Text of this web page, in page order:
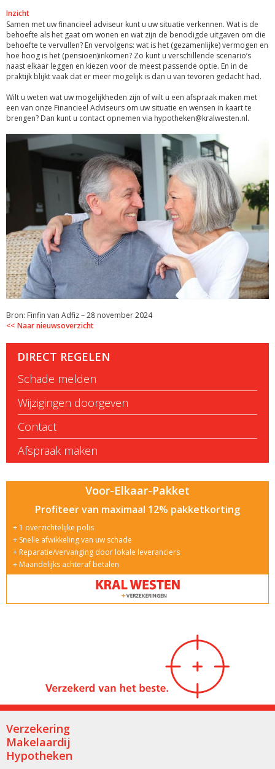
Inzicht
Samen met uw financieel adviseur kunt u uw situatie verkennen. Wat is de
behoefte als het gaat om wonen en wat zijn de benodigde uitgaven om die
behoefte te vervullen? En vervolgens: wat is het (gezamenlijke) vermogen en
hoe hoog is het (pensioen)inkomen? Zo kunt u verschillende scenario’s
naast elkaar leggen en kiezen voor de meest passende optie. En in de
praktijk blijkt vaak dat er meer mogelijk is dan u van tevoren gedacht had.
Wilt u weten wat uw mogelijkheden zijn of wilt u een afspraak maken met
een van onze Financieel Adviseurs om uw situatie en wensen in kaart te
brengen? Dan kunt u contact opnemen via hypotheken@kralwesten.nl.
Bron: Finfin van Adfiz – 28 november 2024
Naar nieuwsoverzicht
DIRECT REGELEN
Schade melden
Wijzigingen doorgeven
Contact
Afspraak maken
Voor-Elkaar-Pakket
Profiteer van maximaal 12% pakketkorting
1 overzichtelijke polis
Snelle afwikkeling van uw schade
Reparatie/vervanging door lokale leveranciers
Maandelijks achteraf betalen
Verzekering
Makelaardij
Hypotheken